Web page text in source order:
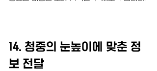
14. 청중의 눈높이에 맞춘 정
보 전달